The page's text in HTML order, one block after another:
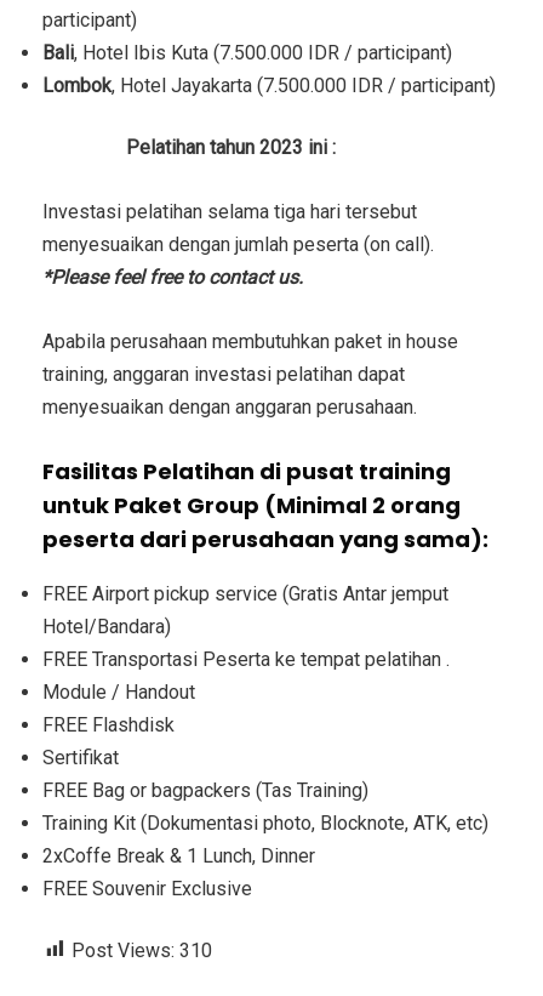
participant)
Bali, Hotel Ibis Kuta (7.500.000 IDR / participant)
Lombok, Hotel Jayakarta (7.500.000 IDR / participant)
Pelatihan tahun 2023 ini :
Investasi pelatihan selama tiga hari tersebut
menyesuaikan dengan jumlah peserta (on call).
*Please feel free to contact us.
Apabila perusahaan membutuhkan paket in house
training, anggaran investasi pelatihan dapat
menyesuaikan dengan anggaran perusahaan.
Fasilitas Pelatihan di pusat training
untuk Paket Group (Minimal 2 orang
peserta dari perusahaan yang sama):
FREE Airport pickup service (Gratis Antar jemput
Hotel/Bandara)
FREE Transportasi Peserta ke tempat pelatihan .
Module / Handout
FREE Flashdisk
Sertifikat
FREE Bag or bagpackers (Tas Training)
Training Kit (Dokumentasi photo, Blocknote, ATK, etc)
2xCoffe Break & 1 Lunch, Dinner
FREE Souvenir Exclusive
Post Views: 310